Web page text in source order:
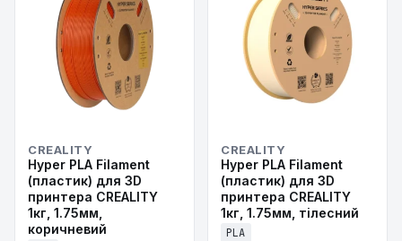
CREALITY
Hyper PLA Filament
(пластик) для 3D
принтера CREALITY
1кг, 1.75мм,
коричневий
CREALITY
Hyper PLA Filament
(пластик) для 3D
принтера CREALITY
1кг, 1.75мм, тілесний
PLA